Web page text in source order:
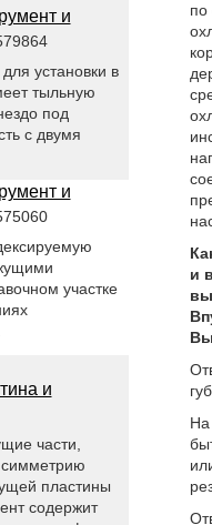
по
и
На
и
установки в
тыльную
под
с двумя
и
участке
и
части,
пластины
содержит